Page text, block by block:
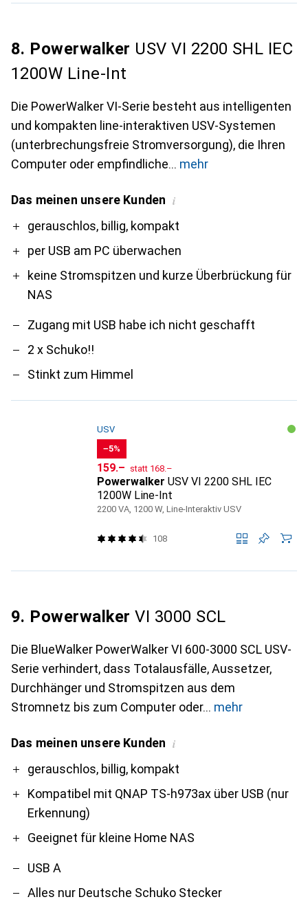
8. Powerwalker USV VI 2200 SHL IEC
1200W Line-Int
Die PowerWalker VI-Serie besteht aus intelligenten
und kompakten line-interaktiven USV-Systemen
(unterbrechungsfreie Stromversorgung), die Ihren
Computer oder empfindliche
mehr
Das meinen unsere Kunden i
Progerauschlos, billig, kompakt
per USB am PC überwachen
keine Stromspitzen und kurze Überbrückung für
NAS
Contra
Zugang mit USB habe ich nicht geschafft
2 x Schuko!!
Stinkt zum Himmel
USV
−5%
CHF
159.– statt CHF
168.–
Powerwalker USV VI 2200 SHL IEC
1200W Line-Int
2200 VA, 1200 W, Line-Interaktiv USV
108
9. Powerwalker VI 3000 SCL
Die BlueWalker PowerWalker VI 600-3000 SCL USV-
Serie verhindert, dass Totalausfälle, Aussetzer,
Durchhänger und Stromspitzen aus dem
Stromnetz bis zum Computer oder
mehr
Das meinen unsere Kunden i
Progerauschlos, billig, kompakt
Kompatibel mit QNAP TS-h973ax über USB (nur
Erkennung)
Geeignet für kleine Home NAS
Contra
USB A
Alles nur Deutsche Schuko Stecker